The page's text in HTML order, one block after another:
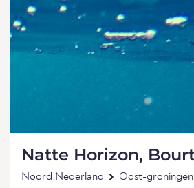
Natte Horizon,
Noord Nederland Oost-groningen